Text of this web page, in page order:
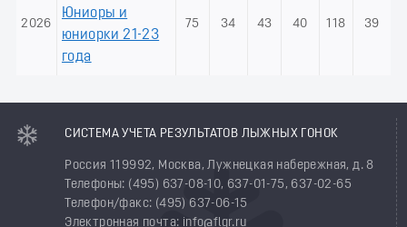
2026
Юниоры и
юниорки 21-23
года
75 34 43 40 118 39
СИСТЕМА УЧЕТА РЕЗУЛЬТАТОВ ЛЫЖНЫХ ГОНОК
Россия 119992, Москва, Лужнецкая набережная, д. 8
Телефоны: (495) 637-08-10, 637-01-75, 637-02-65
Телефон/факс: (495) 637-06-15
Электронная почта: info@flgr.ru